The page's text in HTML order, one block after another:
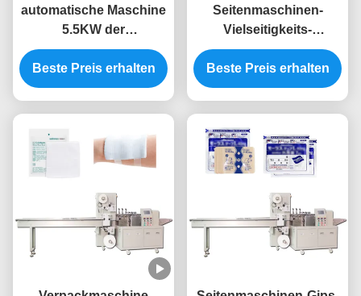
automatische Maschine
5.5KW der
Dichtpackungs-50Hz für
Arzneimittel
Beste Preis erhalten
Seitenmaschinen-
Vielseitigkeits-
Wegwerfabwischen-
Verpackung der
Dichtpackungs-2.5KW 4
Beste Preis erhalten